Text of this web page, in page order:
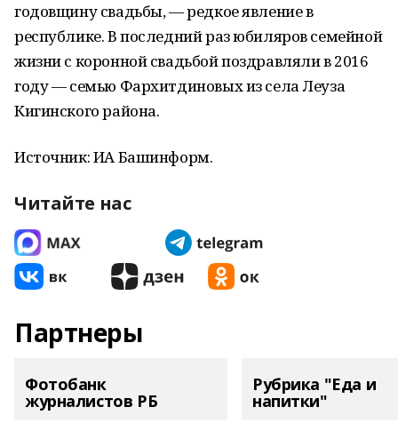
годовщину свадьбы, — редкое явление в
республике. В последний раз юбиляров семейной
жизни с коронной свадьбой поздравляли в 2016
году — семью Фархитдиновых из села Леуза
Кигинского района.
Источник: ИА Башинформ.
Читайте нас
Партнеры
Фотобанк
журналистов РБ
Рубрика "Еда и
напитки"